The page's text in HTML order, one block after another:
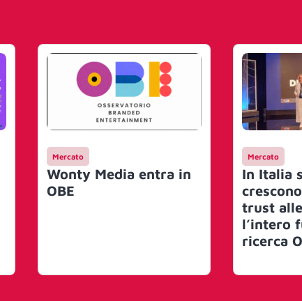
Mercato
Wonty Media entra in
OBE
Mercato
In Italia
trust
l’intero
ricerca